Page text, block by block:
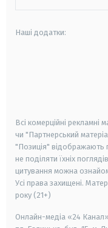
Наші додатки:
Всі комерційні рекламні
чи "Партнерський
"Позиція" відображають
не поділяти їхніх
цитування можна
Усі права захищені.
року (21+)
Онлайн-медіа «24 Канал»